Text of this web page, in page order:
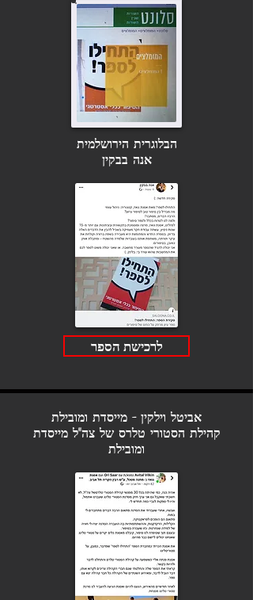
הבלוגרית הירושלמית
אנה בבקין
לרכישת הספר
אביטל וילקין - מייסדת ומובילת
קהילת הסטורי טלרס של צה"למייסדת
ומובילת